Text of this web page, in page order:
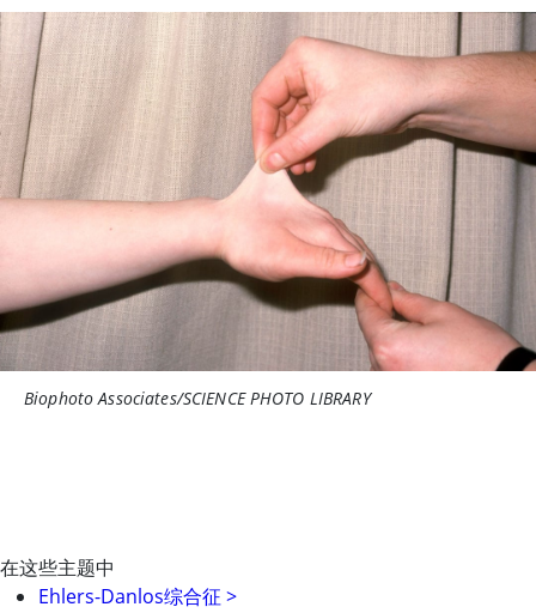
Biophoto Associates/SCIENCE PHOTO LIBRARY
在这些主题中
Ehlers-Danlos综合征 >